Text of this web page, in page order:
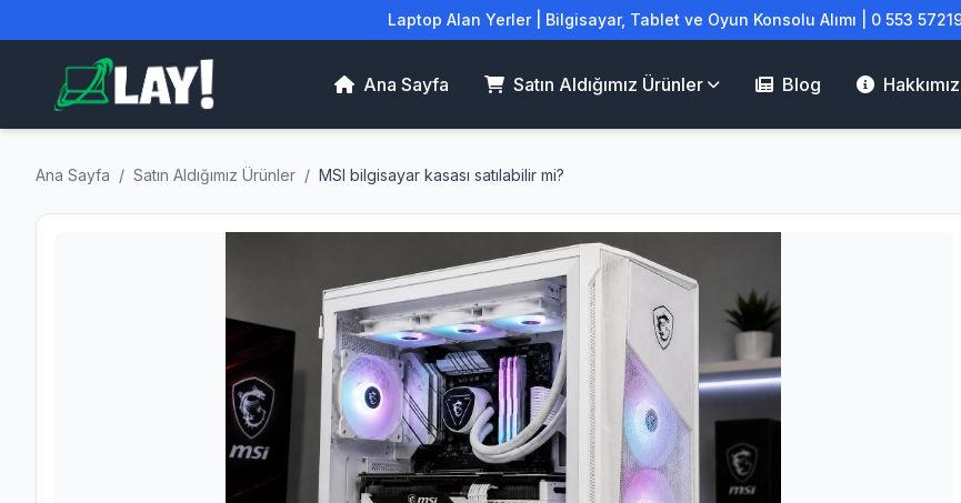
Laptop Alan Yerler | Bilgisayar, Tablet ve Oyun Konsolu Alımı | 0 553
Ana Sayfa Satın Aldığımız Ürünler Blog
Ana Sayfa / Satın Aldığımız Ürünler / MSI bilgisayar kasası satılabilir mi?